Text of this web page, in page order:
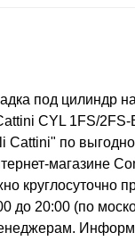
под цилиндр
CYL 1FS/2FS-
Cattini" по
магазине
круглосуточно
до 20:00 (по